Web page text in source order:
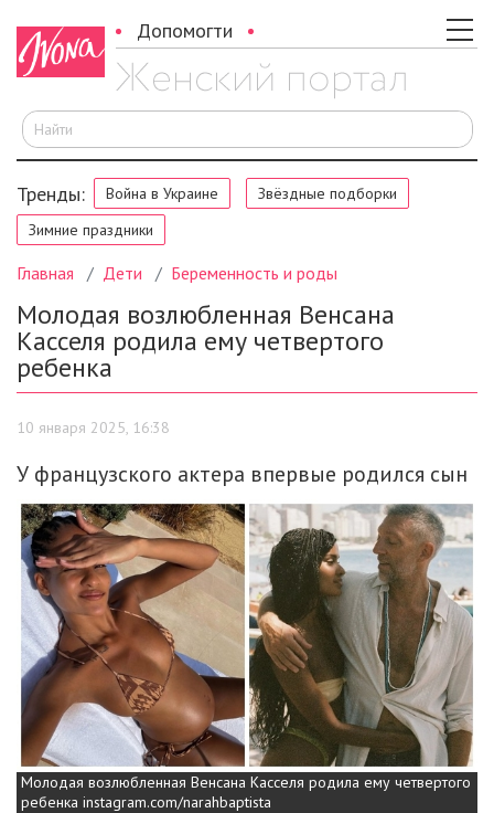
Допомогти
Тренды: Война в Украине
Звёздные подборки
Зимние праздники
Главная Дети Беременность и роды
Молодая возлюбленная Венсана
Касселя родила ему четвертого
ребенка
10 января 2025, 16:38
У французского актера впервые родился сын
Молодая возлюбленная Венсана Касселя родила ему четвертого
ребенка instagram.com/narahbaptista